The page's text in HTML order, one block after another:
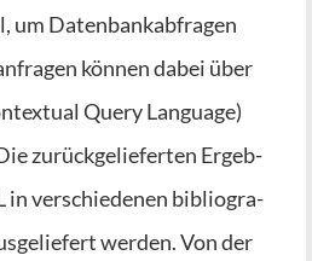
um Daten­bank­ab­fra­gen
kön­nen dabei über
Query Lan­guage)
zurück­ge­lie­fer­ten Ergeb­
in ver­schie­de­nen biblio­gra­
wer­den. Von der